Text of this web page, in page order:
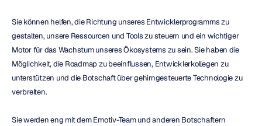
Sie können helfen, die Richtung unseres Entwicklerprogramms zu
gestalten, unsere Ressourcen und Tools zu steuern und ein wichtiger
Motor für das Wachstum unseres Ökosystems zu sein. Sie haben die
Möglichkeit, die Roadmap zu beeinflussen, Entwicklerkollegen zu
unterstützen und die Botschaft über gehirngesteuerte Technologie zu
verbreiten.
Sie werden eng mit dem Emotiv-Team und anderen Botschaftern